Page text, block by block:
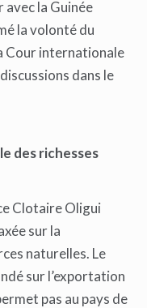
la Guinée
la volonté du
Cour internationale
dans le
des richesses
Clotaire Oligui
sur la
naturelles. Le
sur l’exportation
pas au pays de